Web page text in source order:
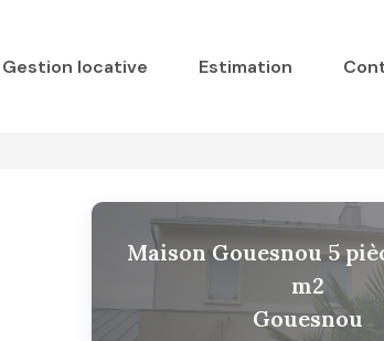
Gestion locative Estimation
Maison Gouesnou 5
m2
Gouesnou